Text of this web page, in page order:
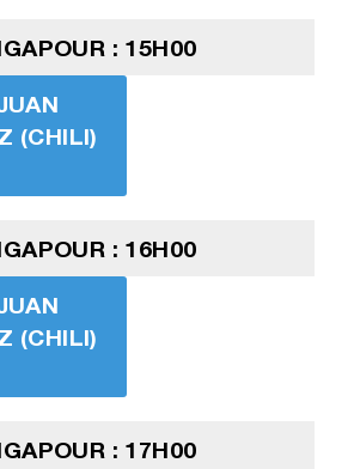
: 15H00
(CHILI)
: 16H00
(CHILI)
: 17H00